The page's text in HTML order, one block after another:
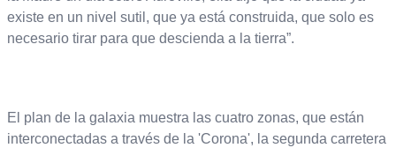
existe en un nivel sutil, que ya está construida, que solo es
necesario tirar para que descienda a la tierra”.
El plan de la galaxia muestra las cuatro zonas, que están
interconectadas a través de la 'Corona', la segunda carretera